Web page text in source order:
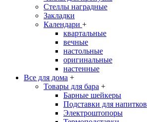
Стеллы наградные
Закладки
Календари +
квартальные
вечные
настольные
оригинальные
настенные
Все для дома +
Товары для бара +
Барные шейкеры
Подставки для напитков
Электроштопоры